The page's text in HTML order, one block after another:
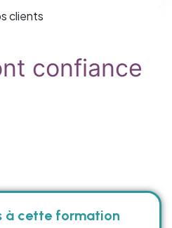
clients
confiance
à cette formation